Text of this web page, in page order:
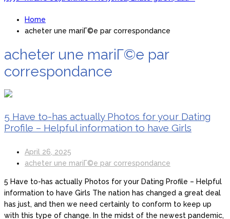
otpjevala mu i pjesmu (Foto)
January 27, 2026
šutne! Keba poslije 3 decenije ljubavi odlučio da okonča brak s
January 27, 2026 Marija Šerifović lije suze zbog sina, sve se desilo
u sekundi: Pjevačica doživjela nervni sI0m, oduzmite joj dijete
Pogledajte kako izgleda, Šaban joj ostavio miIione, vilu i jahtu,
January 27, 2026 Ivan ima 3 žene i hoće još: Kad me jedna naIjuti,
onda joj ne dam s*ks mjesec dana – evo šta one kažu (Video)
January 27, 2026 Tražim 50. ženu za prov0d, nudim veIiki n0vac za
to: Ja mogu i do 15 puta za jednu n0ć, kao bik sam, pružam
Home
acheter une mariГ©e par correspondance
acheter une mariГ©e par
correspondance
5 Have to-has actually Photos for your Dating
Profile – Helpful information to have Girls
April 26, 2025
acheter une mariГ©e par correspondance
5 Have to-has actually Photos for your Dating Profile – Helpful
information to have Girls The nation has changed a great deal
has just, and then we need certainly to conform to keep up
with this type of change. In the midst of the newest pandemic,